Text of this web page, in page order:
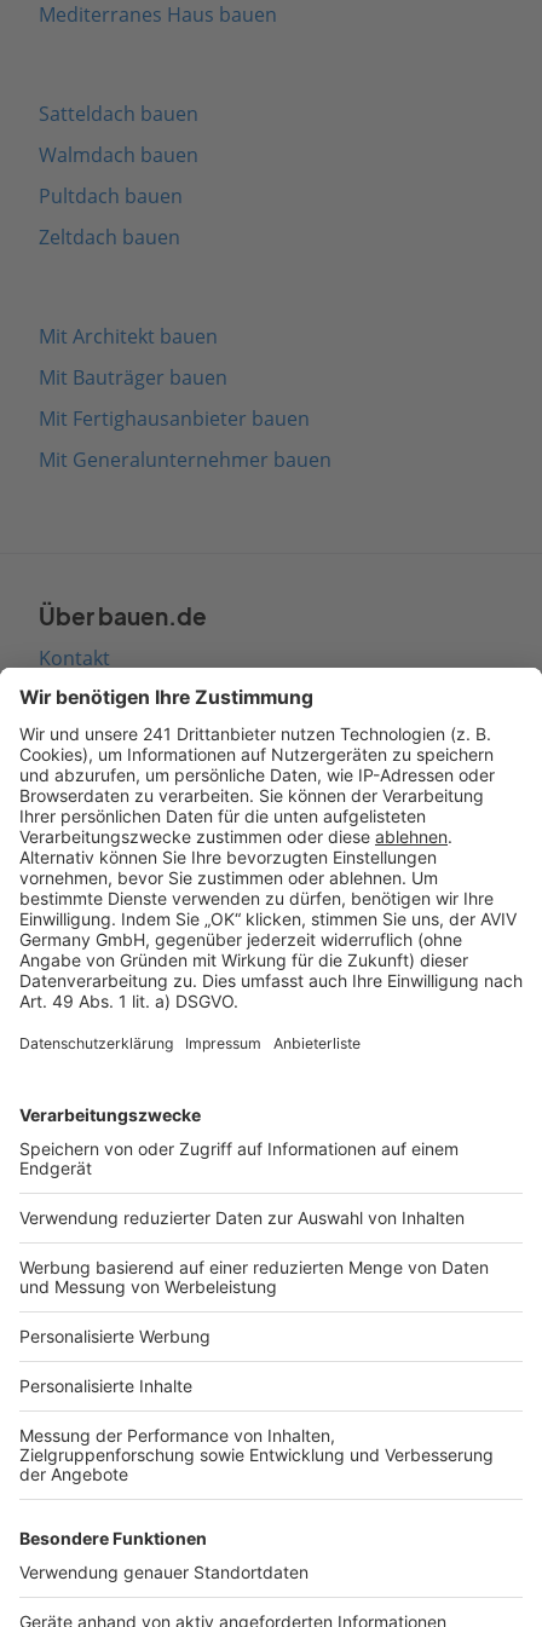
Mediterranes Haus bauen
Satteldach bauen
Walmdach bauen
Pultdach bauen
Zeltdach bauen
Mit Architekt bauen
Mit Bauträger bauen
Mit Fertighausanbieter bauen
Mit Generalunternehmer bauen
Über bauen.de
Kontakt
Seitenaufbau
Barrierefreiheit
Cookie Einstellungen
Rechtliches
AGB-Übersicht
Datenschutz
Impressum
Services
Bauprojekt-Quiz
Häuser-Suche
Hausanbieter-Suche
Bauprojekt-Profil
Für Unternehmen
Ihre Baufirma auf bauen.de
Kostenloses Infogespräch